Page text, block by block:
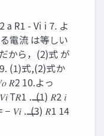
a R1 - Vi i 7. よ
電流 は等しい
から，(2)式 が
(1)式,(2)式か
𝑅2 10.よっ
⋯ ⋯ ⋯ (1) 𝑅2 𝑖
𝑉𝑖 ⋯ ⋯ ⋯ (3) 𝑅1 14